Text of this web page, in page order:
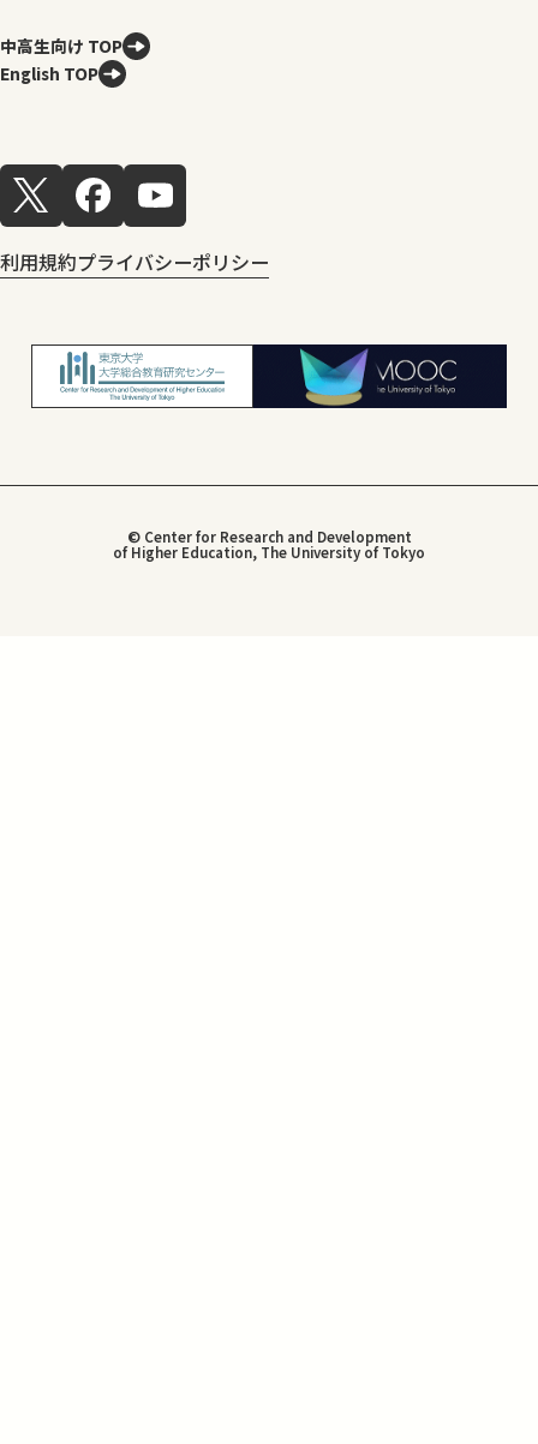
中高生向け TOP
English TOP
利用規約プライバシーポリシー
© Center for Research and Development
of Higher Education, The University of Tokyo